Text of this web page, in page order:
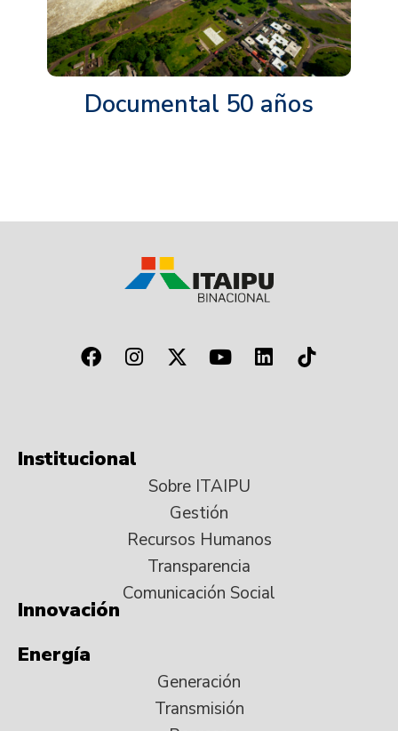
Documental 50 años
Institucional
Sobre ITAIPU
Gestión
Recursos Humanos
Transparencia
Comunicación Social
Innovación
Energía
Generación
Transmisión